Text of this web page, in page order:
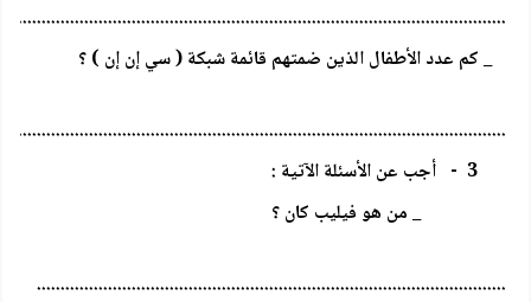
..........................................................................................................
_ كم عدد الأطفال الذين ضمتهم قائمة شبكة ( سي إن إن ) ؟
...........................................................................................................
_ من هو فيليب كان ؟
...................................................................................................